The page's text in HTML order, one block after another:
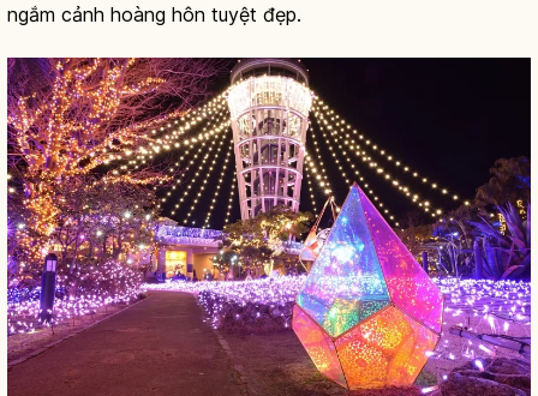
ngắm cảnh hoàng hôn tuyệt đẹp.